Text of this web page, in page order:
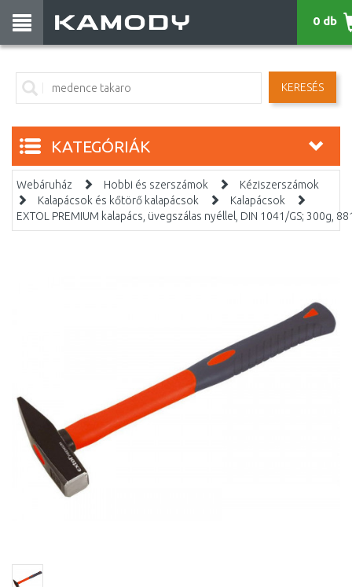
KERESÉS
0 db
KATEGÓRIÁK
Webáruház Hobbi és szerszámok
Kéziszerszámok
Kalapácsok és kőtörő kalapácsok
Kalapácsok
EXTOL PREMIUM kalapács, üvegszálas nyéllel, DIN 1041/GS; 300g,